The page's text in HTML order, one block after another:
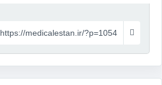
https://medicalestan.ir/?p=1054